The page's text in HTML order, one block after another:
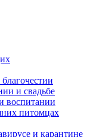
и свадьбе
воспитании
питомцах
и карантине